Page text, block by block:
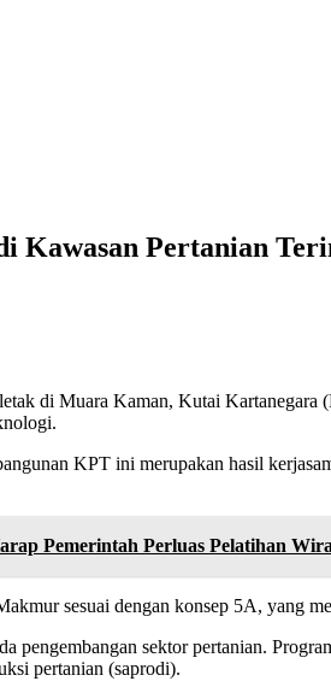
Kawasan Pertanian
di Muara Kaman, Kutai
KPT ini merupakan hasil
Pemerintah Perluas Pelatihan
sesuai dengan konsep 5A, yang
pengembangan sektor pertanian.
pertanian (saprodi).